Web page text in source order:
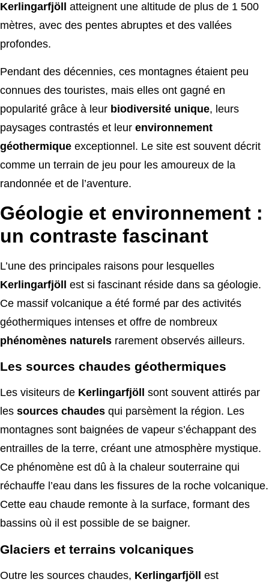
Kerlingarfjöll
atteignent une altitude de plus de 1 500
mètres, avec des pentes abruptes et des vallées
profondes.
Pendant des décennies, ces montagnes étaient peu
connues des touristes, mais elles ont gagné en
popularité grâce à leur biodiversité unique, leurs
paysages contrastés et leur environnement
géothermique exceptionnel. Le site est souvent décrit
comme un terrain de jeu pour les amoureux de la
randonnée et de l’aventure.
Géologie et environnement :
un contraste fascinant
L’une des principales raisons pour lesquelles
Kerlingarfjöll
est si fascinant réside dans sa géologie.
Ce massif volcanique a été formé par des activités
géothermiques intenses et offre de nombreux
phénomènes naturels rarement observés ailleurs.
Les sources chaudes géothermiques
Les visiteurs de Kerlingarfjöll
sont souvent attirés par
les sources chaudes qui parsèment la région. Les
montagnes sont baignées de vapeur s’échappant des
entrailles de la terre, créant une atmosphère mystique.
Ce phénomène est dû à la chaleur souterraine qui
réchauffe l’eau dans les fissures de la roche volcanique.
Cette eau chaude remonte à la surface, formant des
bassins où il est possible de se baigner.
Glaciers et terrains volcaniques
Outre les sources chaudes, Kerlingarfjöll est